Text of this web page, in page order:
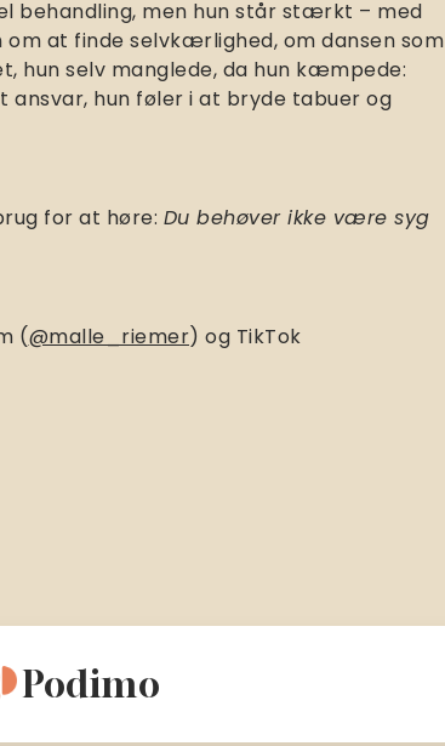
behandling, men hun står stærkt – med
at finde selvkærlighed, om dansen som
hun selv manglede, da hun kæmpede:
hun føler i at bryde tabuer og
for at høre: Du behøver ikke være syg
(@malle_riemer) og TikTok
Podimo